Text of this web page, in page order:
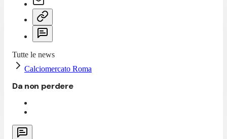
Tutte le news
Calciomercato Roma
Da non perdere